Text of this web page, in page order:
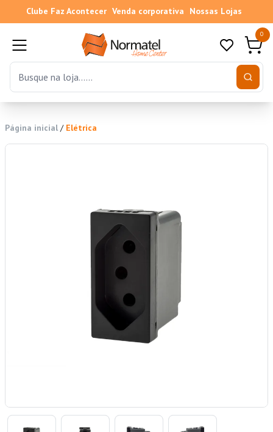
Clube Faz Acontecer Venda corporativa Nossas Lojas
0
Página inicial / Elétrica